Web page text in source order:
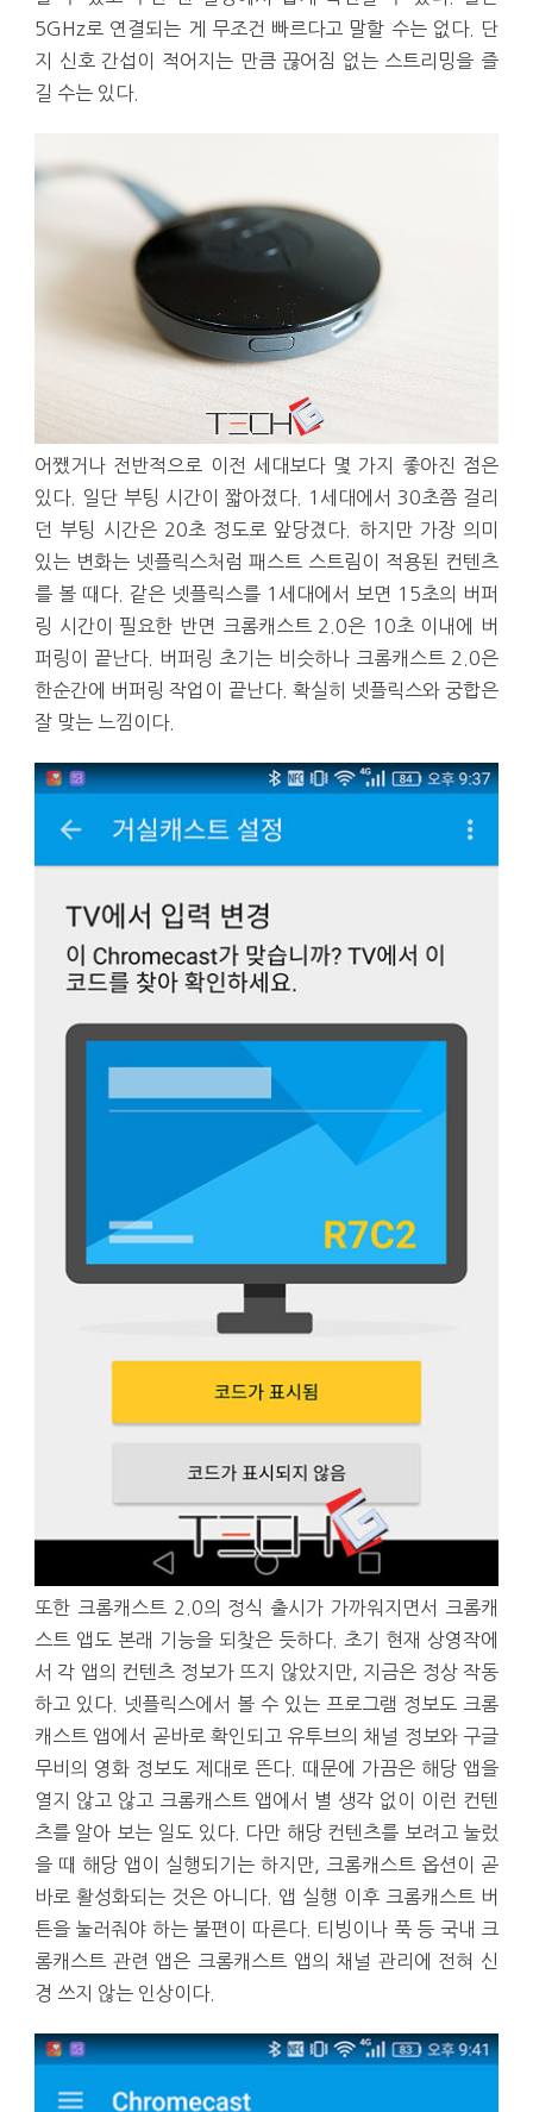
5GHz로 연결되는 게 무조건 빠르다고 말할 수는 없다. 단
지 신호 간섭이 적어지는 만큼 끊어짐 없는 스트리밍을 즐
길 수는 있다.
어쨌거나 전반적으로 이전 세대보다 몇 가지 좋아진 점은
있다. 일단 부팅 시간이 짧아졌다. 1세대에서 30초쯤 걸리
던 부팅 시간은 20초 정도로 앞당겼다. 하지만 가장 의미
있는 변화는 넷플릭스처럼 패스트 스트림이 적용된 컨텐츠
를 볼 때다. 같은 넷플릭스를 1세대에서 보면 15초의 버퍼
링 시간이 필요한 반면 크롬캐스트 2.0은 10초 이내에 버
퍼링이 끝난다. 버퍼링 초기는 비슷하나 크롬캐스트 2.0은
한순간에 버퍼링 작업이 끝난다. 확실히 넷플릭스와 궁합은
잘 맞는 느낌이다.
또한 크롬캐스트 2.0의 정식 출시가 가까워지면서 크롬캐
스트 앱도 본래 기능을 되찾은 듯하다. 초기 현재 상영작에
서 각 앱의 컨텐츠 정보가 뜨지 않았지만, 지금은 정상 작동
하고 있다. 넷플릭스에서 볼 수 있는 프로그램 정보도 크롬
캐스트 앱에서 곧바로 확인되고 유투브의 채널 정보와 구글
무비의 영화 정보도 제대로 뜬다. 때문에 가끔은 해당 앱을
열지 않고 않고 크롬캐스트 앱에서 별 생각 없이 이런 컨텐
츠를 알아 보는 일도 있다. 다만 해당 컨텐츠를 보려고 눌렀
을 때 해당 앱이 실행되기는 하지만, 크롬캐스트 옵션이 곧
바로 활성화되는 것은 아니다. 앱 실행 이후 크롬캐스트 버
튼을 눌러줘야 하는 불편이 따른다. 티빙이나 푹 등 국내 크
롬캐스트 관련 앱은 크롬캐스트 앱의 채널 관리에 전혀 신
경 쓰지 않는 인상이다.